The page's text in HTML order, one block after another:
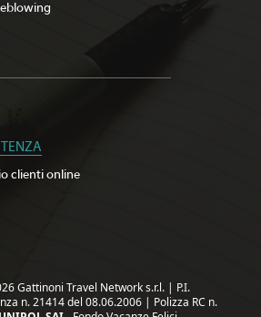
clienti online
Gattinoni Travel Network s.r.l. | P.I.
n. 21414 del 08.06.2006 | Polizza RC n.